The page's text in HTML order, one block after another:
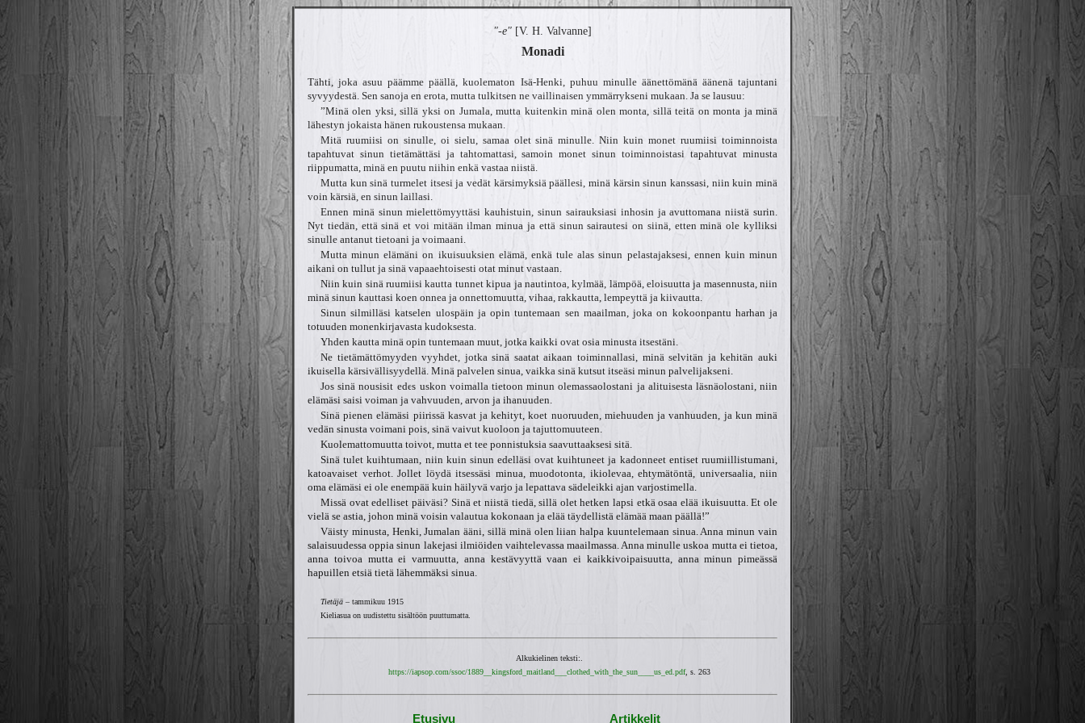
"-e" [V. H. Valvanne]
Monadi
Tähti, joka asuu päämme päällä, kuolematon Isä-Henki, puhuu minulle äänettömänä äänenä tajuntani
syvyydestä. Sen sanoja en erota, mutta tulkitsen ne vaillinaisen ymmärrykseni mukaan. Ja se lausuu:
”Minä olen yksi, sillä yksi on Jumala, mutta kuitenkin minä olen monta, sillä teitä on monta ja minä
lähestyn jokaista hänen rukoustensa mukaan.
Mitä ruumiisi on sinulle, oi sielu, samaa olet sinä minulle. Niin kuin monet ruumiisi toiminnoista
tapahtuvat sinun tietämättäsi ja tahtomattasi, samoin monet sinun toiminnoistasi tapahtuvat minusta
riippumatta, minä en puutu niihin enkä vastaa niistä.
Mutta kun sinä turmelet itsesi ja vedät kärsimyksiä päällesi, minä kärsin sinun kanssasi, niin kuin minä
voin kärsiä, en sinun laillasi.
Ennen minä sinun mielettömyyttäsi kauhistuin, sinun sairauksiasi inhosin ja avuttomana niistä surin.
Nyt tiedän, että sinä et voi mitään ilman minua ja että sinun sairautesi on siinä, etten minä ole kylliksi
sinulle antanut tietoani ja voimaani.
Mutta minun elämäni on ikuisuuksien elämä, enkä tule alas sinun pelastajaksesi, ennen kuin minun
aikani on tullut ja sinä vapaaehtoisesti otat minut vastaan.
Niin kuin sinä ruumiisi kautta tunnet kipua ja nautintoa, kylmää, lämpöä, eloisuutta ja masennusta, niin
minä sinun kauttasi koen onnea ja onnettomuutta, vihaa, rakkautta, lempeyttä ja kiivautta.
Sinun silmilläsi katselen ulospäin ja opin tuntemaan sen maailman, joka on kokoonpantu harhan ja
totuuden monenkirjavasta kudoksesta.
Yhden kautta minä opin tuntemaan muut, jotka kaikki ovat osia minusta itsestäni.
Ne tietämättömyyden vyyhdet, jotka sinä saatat aikaan toiminnallasi, minä selvitän ja kehitän auki
ikuisella kärsivällisyydellä. Minä palvelen sinua, vaikka sinä kutsut itseäsi minun palvelijakseni.
Jos sinä nousisit edes uskon voimalla tietoon minun olemassaolostani ja alituisesta läsnäolostani, niin
elämäsi saisi voiman ja vahvuuden, arvon ja ihanuuden.
Sinä pienen elämäsi piirissä kasvat ja kehityt, koet nuoruuden, miehuuden ja vanhuuden, ja kun minä
vedän sinusta voimani pois, sinä vaivut kuoloon ja tajuttomuuteen.
Kuolemattomuutta toivot, mutta et tee ponnistuksia saavuttaaksesi sitä.
Sinä tulet kuihtumaan, niin kuin sinun edelläsi ovat kuihtuneet ja kadonneet entiset ruumiillistumani,
katoavaiset verhot. Jollet löydä itsessäsi minua, muodotonta, ikiolevaa, ehtymätöntä, universaalia, niin
oma elämäsi ei ole enempää kuin häilyvä varjo ja lepattava sädeleikki ajan varjostimella.
Missä ovat edelliset päiväsi? Sinä et niistä tiedä, sillä olet hetken lapsi etkä osaa elää ikuisuutta. Et ole
vielä se astia, johon minä voisin valautua kokonaan ja elää täydellistä elämää maan päällä!”
Väisty minusta, Henki, Jumalan ääni, sillä minä olen liian halpa kuuntelemaan sinua. Anna minun vain
salaisuudessa oppia sinun lakejasi ilmiöiden vaihtelevassa maailmassa. Anna minulle uskoa mutta ei tietoa,
anna toivoa mutta ei varmuutta, anna kestävyyttä vaan ei kaikkivoipaisuutta, anna minun pimeässä
hapuillen etsiä tietä lähemmäksi sinua.
Tietäjä – tammikuu 1915
Kieliasua on uudistettu sisältöön puuttumatta.
Alkukielinen teksti:.
https://iapsop.com/ssoc/1889__kingsford_maitland___clothed_with_the_sun____us_ed.pdf, s. 263
Etusivu Artikkelit